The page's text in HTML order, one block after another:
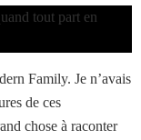
Family. Je n’avais
de ces
chose à raconter